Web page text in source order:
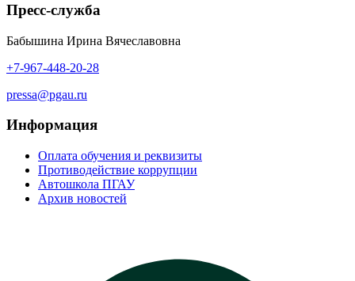
Пресс-служба
Бабышина Ирина Вячеславовна
+7-967-448-20-28
pressa@pgau.ru
Информация
Оплата обучения и реквизиты
Противодействие коррупции
Автошкола ПГАУ
Архив новостей